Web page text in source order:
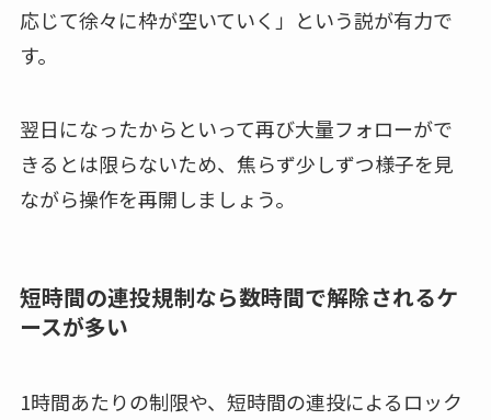
応じて徐々に枠が空いていく」という説が有力で
す。
翌日になったからといって再び大量フォローがで
きるとは限らないため、焦らず少しずつ様子を見
ながら操作を再開しましょう。
短時間の連投規制なら数時間で解除されるケ
ースが多い
1時間あたりの制限や、短時間の連投によるロック